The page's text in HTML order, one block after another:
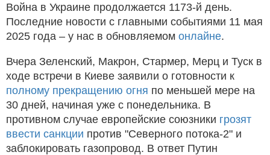
Война в Украине продолжается 1173-й день.
Последние новости с главными событиями 11 мая
2025 года – у нас в обновляемом онлайне.
Вчера Зеленский, Макрон, Стармер, Мерц и Туск в
ходе встречи в Киеве заявили о готовности к
полному прекращению огня по меньшей мере на
30 дней, начиная уже с понедельника. В
противном случае европейские союзники грозят
ввести санкции против "Северного потока-2" и
заблокировать газопровод. В ответ Путин